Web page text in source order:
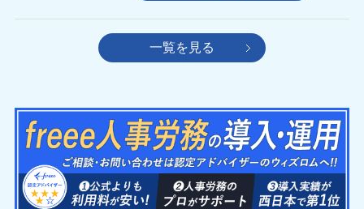
一覧を見る